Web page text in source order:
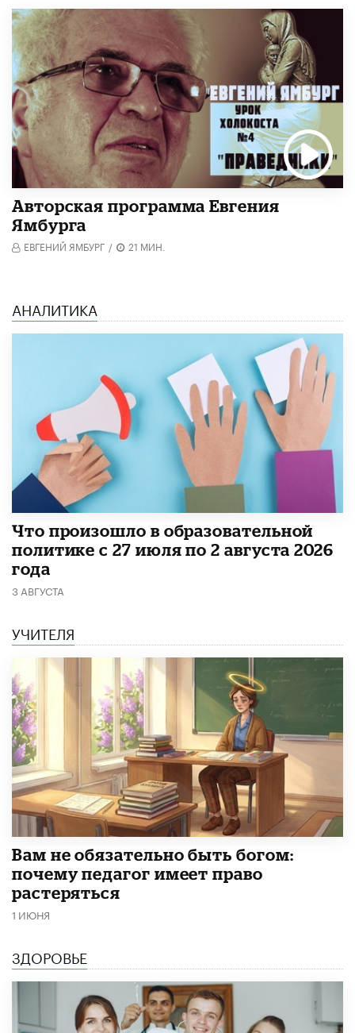
Авторская программа Евгения
Ямбурга
ЕВГЕНИЙ ЯМБУРГ / 21 МИН.
АНАЛИТИКА
​Что произошло в образовательной
политике с 27 июля по 2 августа 2026
года
3 АВГУСТА
УЧИТЕЛЯ
​Вам не обязательно быть богом:
почему педагог имеет право
растеряться
1 ИЮНЯ
ЗДОРОВЬЕ